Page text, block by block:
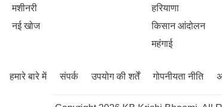
मशीनरी
नई खोज
हरियाणा
किसान आंदोलन
महंगाई
हमारे बारे में संपर्क उपयोग की शर्तें गोपनीयता नीति